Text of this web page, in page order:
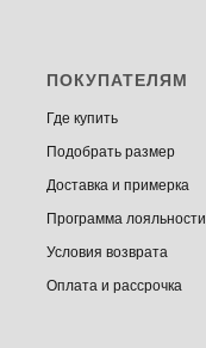
ПОКУПАТЕЛЯМ
Где купить
Подобрать размер
Доставка и примерка
Программа лояльности
Условия возврата
Оплата и рассрочка